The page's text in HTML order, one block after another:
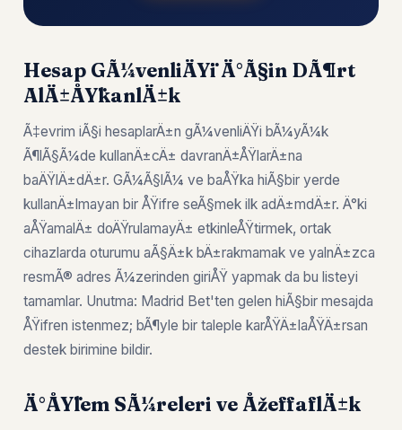
Hesap GÃ¼venliÄŸi Ä°Ã§in DÃ¶rt
AlÄ±ÅŸkanlÄ±k
Ã‡evrim iÃ§i hesaplarÄ±n gÃ¼venliÄŸi bÃ¼yÃ¼k
Ã¶lÃ§Ã¼de kullanÄ±cÄ± davranÄ±ÅŸlarÄ±na
baÄŸlÄ±dÄ±r. GÃ¼Ã§lÃ¼ ve baÅŸka hiÃ§bir yerde
kullanÄ±lmayan bir ÅŸifre seÃ§mek ilk adÄ±mdÄ±r. Ä°ki
aÅŸamalÄ± doÄŸrulamayÄ± etkinleÅŸtirmek, ortak
cihazlarda oturumu aÃ§Ä±k bÄ±rakmamak ve yalnÄ±zca
resmÃ® adres Ã¼zerinden giriÅŸ yapmak da bu listeyi
tamamlar. Unutma: Madrid Bet'ten gelen hiÃ§bir mesajda
ÅŸifren istenmez; bÃ¶yle bir taleple karÅŸÄ±laÅŸÄ±rsan
destek birimine bildir.
Ä°ÅŸlem SÃ¼releri ve ÅžeffaflÄ±k